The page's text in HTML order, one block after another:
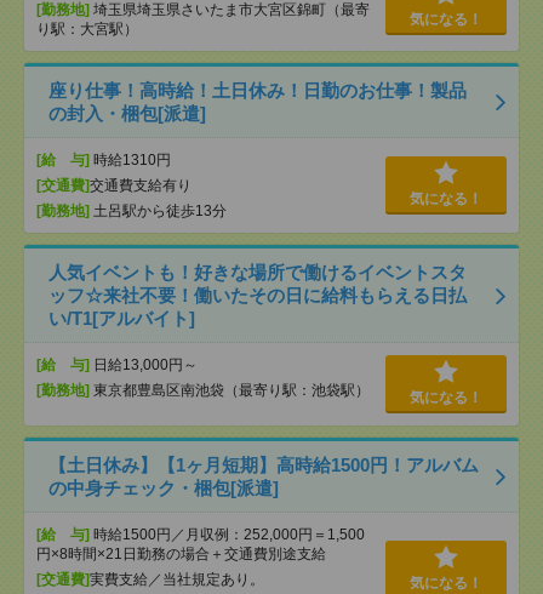
[勤務地] 埼玉県埼玉県さいたま市大宮区錦町（最寄
り駅：大宮駅）
気になる！
座り仕事！高時給！土日休み！日勤のお仕事！製品
の封入・梱包[派遣]
[給 与] 時給1310円
[交通費]交通費支給有り
[勤務地] 土呂駅から徒歩13分
気になる！
人気イベントも！好きな場所で働けるイベントスタ
ッフ☆来社不要！働いたその日に給料もらえる日払
い/T1[アルバイト]
[給 与] 日給13,000円～
[勤務地] 東京都豊島区南池袋（最寄り駅：池袋駅） 気になる！
【土日休み】【1ヶ月短期】高時給1500円！アルバム
の中身チェック・梱包[派遣]
[給 与] 時給1500円／月収例：252,000円＝1,500
円×8時間×21日勤務の場合＋交通費別途支給
[交通費]実費支給／当社規定あり。
気になる！